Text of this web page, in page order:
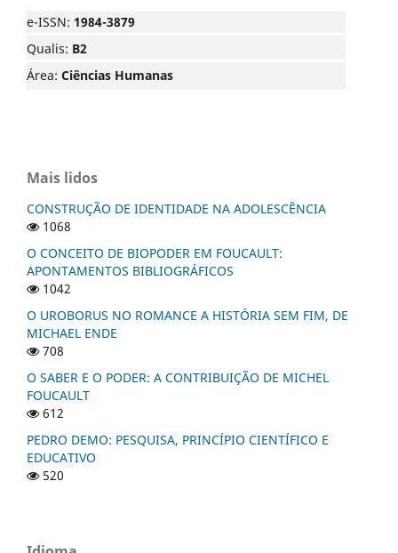
e-ISSN: 1984-3879
Qualis: B2
Área: Ciências Humanas
Mais lidos
CONSTRUÇÃO DE IDENTIDADE NA ADOLESCÊNCIA
1068
O CONCEITO DE BIOPODER EM FOUCAULT:
APONTAMENTOS BIBLIOGRÁFICOS
1042
O UROBORUS NO ROMANCE A HISTÓRIA SEM FIM, DE
MICHAEL ENDE
708
O SABER E O PODER: A CONTRIBUIÇÃO DE MICHEL
FOUCAULT
612
PEDRO DEMO: PESQUISA, PRINCÍPIO CIENTÍFICO E
EDUCATIVO
520